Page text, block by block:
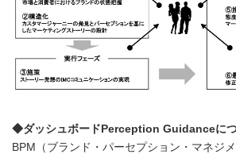
◆ダッシュボードPerception Guidanceに
BPM（ブランド・パーセプション・マネジ